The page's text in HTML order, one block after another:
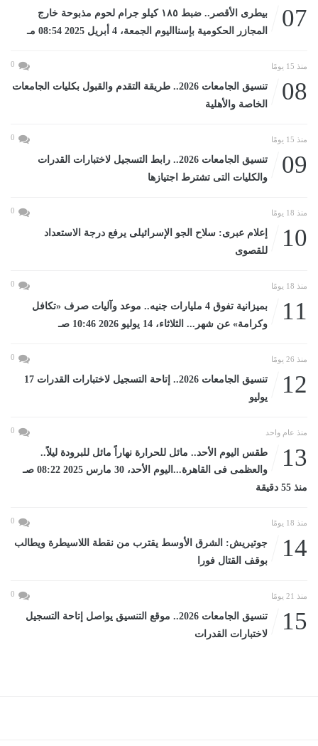
07
بيطرى الأقصر.. ضبط ١٨٥ كيلو جرام لحوم مذبوحة خارج
المجازر الحكومية بإسنااليوم الجمعة، 4 أبريل 2025 08:54 مـ
منذ 15 يومًا 0
08
تنسيق الجامعات 2026.. طريقة التقدم والقبول بكليات الجامعات
الخاصة والأهلية
منذ 15 يومًا 0
09
تنسيق الجامعات 2026.. رابط التسجيل لاختبارات القدرات
والكليات التى تشترط اجتيازها
منذ 18 يومًا 0
10
إعلام عبرى: سلاح الجو الإسرائيلى يرفع درجة الاستعداد
للقصوى
منذ 18 يومًا 0
11
بميزانية تفوق 4 مليارات جنيه.. موعد وآليات صرف «تكافل
وكرامة» عن شهر... الثلاثاء، 14 يوليو 2026 10:46 صـ
منذ 26 يومًا 0
12
تنسيق الجامعات 2026.. إتاحة التسجيل لاختبارات القدرات 17
يوليو
منذ عام واحد 0
13
طقس اليوم الأحد.. مائل للحرارة نهاراً مائل للبرودة ليلاً..
والعظمى فى القاهرة...اليوم الأحد، 30 مارس 2025 08:22 صـ
منذ 55 دقيقة
منذ 18 يومًا 0
14
جوتيريش: الشرق الأوسط يقترب من نقطة اللاسيطرة ويطالب
بوقف القتال فورا
منذ 21 يومًا 0
15
تنسيق الجامعات 2026.. موقع التنسيق يواصل إتاحة التسجيل
لاختبارات القدرات